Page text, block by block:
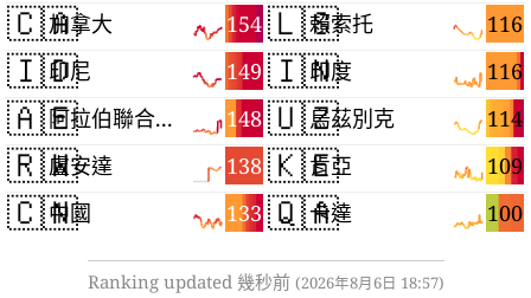
🇨🇦 154
加拿大
🇮🇩 149
印尼
🇦🇪 148
阿拉伯聯合大公國
🇷🇼 138
盧安達
🇨🇳 133
中國
🇱🇸 116
賴索托
🇮🇳 116
印度
🇺🇿 114
烏茲別克
🇰🇪 109
肯亞
🇶🇦 100
卡達
Ranking updated 幾秒前 (2026年8月6日 18:57)